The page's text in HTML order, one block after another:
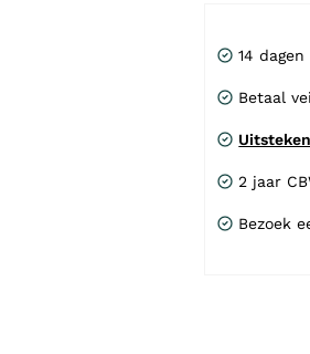
14
Betaal
2 jaar
Bezoek